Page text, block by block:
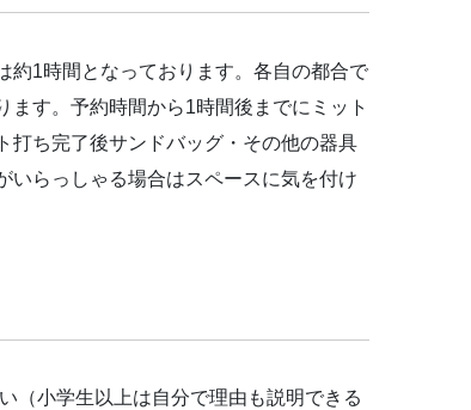
約1時間となっております。各自の都合で
す。予約時間から1時間後までにミット
打ち完了後サンドバッグ・その他の器具
いらっしゃる場合はスペースに気を付け
（小学生以上は自分で理由も説明できる